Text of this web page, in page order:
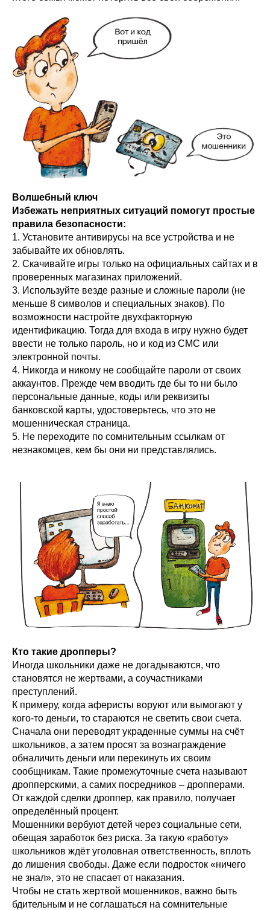
Волшебный ключ
Избежать неприятных ситуаций помогут простые
правила безопасности:
1. Установите антивирусы на все устройства и не
забывайте их обновлять.
2. Скачивайте игры только на официальных сайтах и в
проверенных магазинах приложений.
3. Используйте везде разные и сложные пароли (не
меньше 8 символов и специальных знаков). По
возможности настройте двухфакторную
идентификацию. Тогда для входа в игру нужно будет
ввести не только пароль, но и код из СМС или
электронной почты.
4. Никогда и никому не сообщайте пароли от своих
аккаунтов. Прежде чем вводить где бы то ни было
персональные данные, коды или реквизиты
банковской карты, удостоверьтесь, что это не
мошенническая страница.
5. Не переходите по сомнительным ссылкам от
незнакомцев, кем бы они ни представлялись.
Кто такие дропперы?
Иногда школьники даже не догадываются, что
становятся не жертвами, а соучастниками
преступлений.
К примеру, когда аферисты воруют или вымогают у
кого-то деньги, то стараются не светить свои счета.
Сначала они переводят украденные суммы на счёт
школьников, а затем просят за вознаграждение
обналичить деньги или перекинуть их своим
сообщникам. Такие промежуточные счета называют
дропперскими, а самих посредников – дропперами.
От каждой сделки дроппер, как правило, получает
определённый процент.
Мошенники вербуют детей через социальные сети,
обещая заработок без риска. За такую «работу»
школьников ждёт уголовная ответственность, вплоть
до лишения свободы. Даже если подросток «ничего
не знал», это не спасает от наказания.
Чтобы не стать жертвой мошенников, важно быть
бдительным и не соглашаться на сомнительные